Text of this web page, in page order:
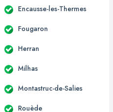
Encausse-les-Thermes
Fougaron
Herran
Milhas
Montastruc-de-Salies
Rouède